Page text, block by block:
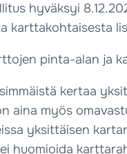
hyväksyi
karttakohtaisesta
pinta-alan ja
kertaa
aina myös
yksittäisen
huomioida